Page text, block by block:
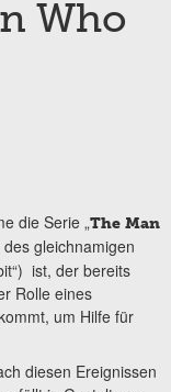
Who
die Serie „The Man
gleichnamigen
ist, der bereits
Rolle eines
um Hilfe für
diesen Ereignissen